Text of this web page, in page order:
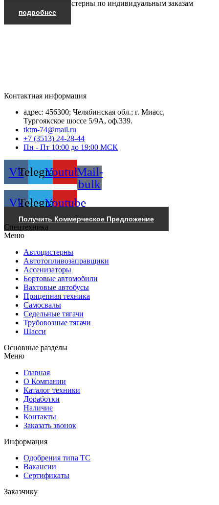
Производим автоцистерны по индивидуальным заказам
подробнее
Контактная информация
адрес: 456300; Челябинская обл.; г. Миасс,
Тургоякское шоссе 5/9А, оф.339.
tktm-74@mail.ru
+7 (3513) 24-28-44
Пн - Пт 10:00 до 19:00 МСК
VkTelegramYoutubeMail-
bulk
VkTelegramYoutube
Получить Коммерческое Предложение
Спецтехника
Меню
Автоцистерны
Автотопливозаправщики
Ассенизаторы
Бортовые автомобили
Вахтовые автобусы
Прицепная техника
Самосвалы
Седельные тягачи
Трубовозные тягачи
Шасси
Основные разделы
Меню
Главная
О Компании
Каталог техники
Доработки
Наличие
Контакты
Заказать звонок
Информация
Одобрения типа ТС
Вакансии
Сертификаты
Заказчику